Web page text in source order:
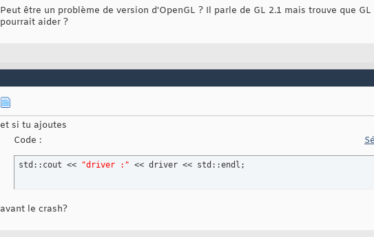
Peut être un problème de version d'OpenGL ? Il parle de GL 2.1 mais trouve que
pourrait aider ?
et si tu ajoutes
Code :
std::cout << "driver :" << driver << std::endl;
avant le crash?